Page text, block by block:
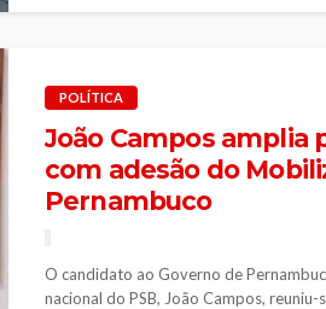
POLÍTICA
João Campos amplia
com adesão do
Pernambuco
O candidato ao Governo de
nacional do PSB, João Campos, reuniu-